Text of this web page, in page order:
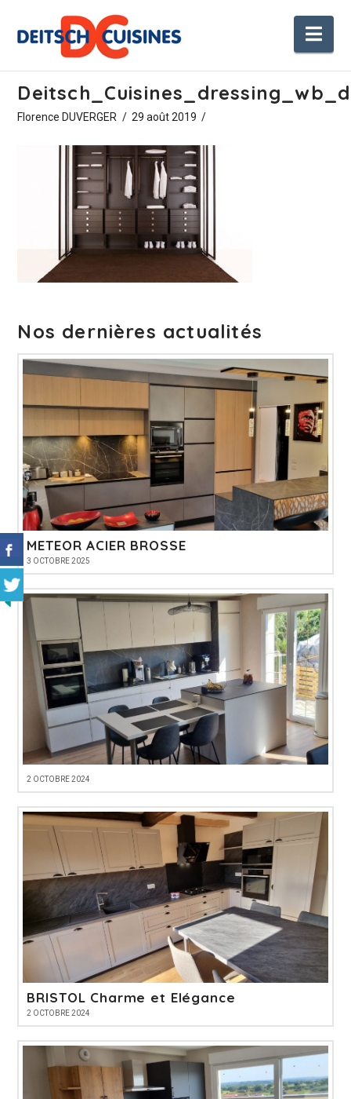
Florence DUVERGER 29 août 2019
Nos dernières actualités
METEOR ACIER BROSSE
3 OCTOBRE 2025
2 OCTOBRE 2024
BRISTOL Charme et Elégance
2 OCTOBRE 2024